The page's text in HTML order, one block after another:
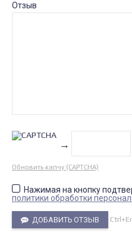
Отзыв
→
Обновить капчу (CAPTCHA)
Нажимая на кнопку
политики обработки
ДОБАВИТЬ ОТЗЫВ